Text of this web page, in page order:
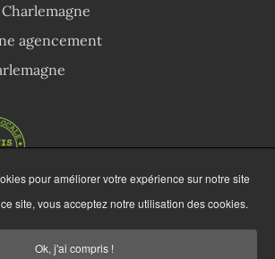
agencement
pour améliorer votre expérience sur notre site
site, vous acceptez notre utilisation des cookies.
Ok, j'ai compris !